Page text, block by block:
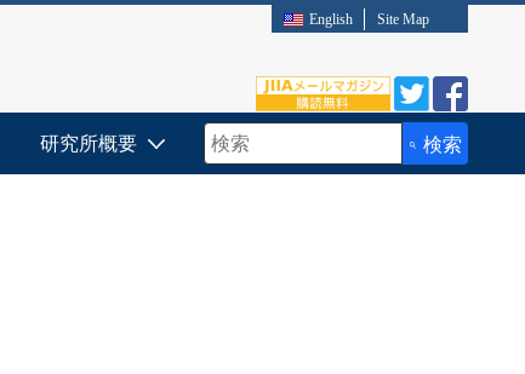
English Site Map
検索キーワード入力
検索
研究所概要